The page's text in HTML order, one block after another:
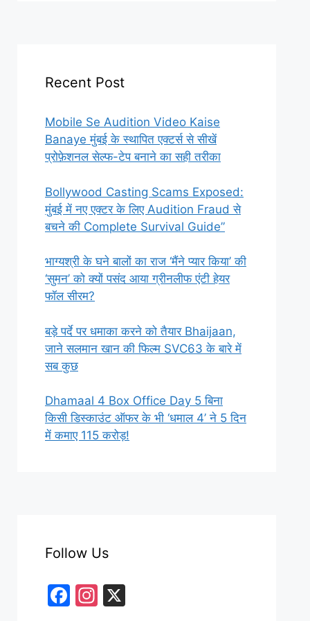
Recent Post
Mobile Se Audition Video Kaise
Banaye मुंबई के स्थापित एक्टर्स से सीखें
प्रोफ़ेशनल सेल्फ-टेप बनाने का सही तरीका
Bollywood Casting Scams Exposed:
मुंबई में नए एक्टर के लिए Audition Fraud से
बचने की Complete Survival Guide”
भाग्यश्री के घने बालों का राज ‘मैंने प्यार किया’ की
‘सुमन’ को क्यों पसंद आया ग्रीनलीफ एंटी हेयर
फॉल सीरम?
बड़े पर्दे पर धमाका करने को तैयार Bhaijaan,
जाने सलमान खान की फिल्म SVC63 के बारे में
सब कुछ
Dhamaal 4 Box Office Day 5 बिना
किसी डिस्काउंट ऑफर के भी ‘धमाल 4’ ने 5 दिन
में कमाए 115 करोड़!
Follow Us
F
In